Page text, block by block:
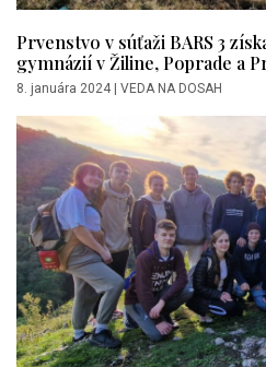
Prvenstvo v súťaži BARS 3
gymnázií v Žiline, Poprade a
8. januára 2024 VEDA NA DOSAH